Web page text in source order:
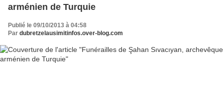
arménien de Turquie
Publié le 09/10/2013 à 04:58
Par dubretzelausimitinfos.over-blog.com